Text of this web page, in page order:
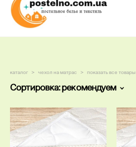
каталог > чехол на матрас > показать все товары
Сортировка:рекомендуем